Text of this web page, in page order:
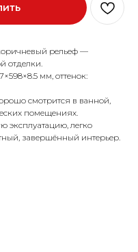
рельеф —
отделки.
мм, оттенок:
смотрится в ванной,
помещениях.
эксплуатацию, легко
завершённый интерьер.